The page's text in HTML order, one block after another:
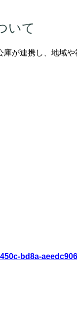
いて
が連携し、地域や
bd8a-